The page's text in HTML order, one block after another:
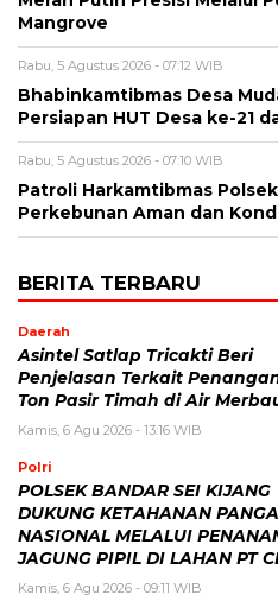
Mangrove
Rabu, 5 Agustus 2026 - 07:12 WIB
Bhabinkamtibmas Desa
Persiapan HUT Desa ke-21
Rabu, 5 Agustus 2026 - 07:10 WIB
Patroli Harkamtibmas
Perkebunan Aman dan
BERITA TERBARU
Daerah
Asintel Satlap Tricakti Beri
Penjelasan Terkait
Ton Pasir Timah di Air
Kamis, 6 Agu 2026 - 13:16 WIB
Polri
POLSEK BANDAR SEI KIJANG
DUKUNG KETAHANAN
NASIONAL MELALUI
JAGUNG PIPIL DI LAHAN PT
Kamis, 6 Agu 2026 - 09:11 WIB